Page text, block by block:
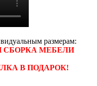
размерам:
СБОРКА МЕБЕЛИ
В ПОДАРОК!